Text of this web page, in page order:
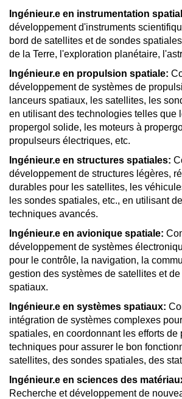
Ingénieur.e en instrumentation
développement d'instruments
bord de satellites et de sondes
de la Terre, l'exploration planétaire,
Ingénieur.e en propulsion spatiale:
développement de systèmes de
lanceurs spatiaux, les satellites, les
en utilisant des technologies telles que
propergol solide, les moteurs à
propulseurs électriques, etc.
Ingénieur.e en structures spatiales:
développement de structures légères,
durables pour les satellites, les
les sondes spatiales, etc., en utilisant
techniques avancés.
Ingénieur.e en avionique spatiale:
développement de systèmes
pour le contrôle, la navigation, la
gestion des systèmes de satellites et
spatiaux.
Ingénieur.e en systèmes spatiaux:
intégration de systèmes complexes
spatiales, en coordonnant les efforts
techniques pour assurer le bon
satellites, des sondes spatiales, des
Ingénieur.e en sciences des
Recherche et développement de